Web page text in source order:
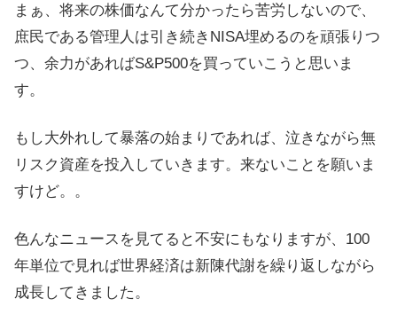
まぁ、将来の株価なんて分かったら苦労しないので、
庶民である管理人は引き続きNISA埋めるのを頑張りつ
つ、余力があればS&P500を買っていこうと思いま
す。
もし大外れして暴落の始まりであれば、泣きながら無
リスク資産を投入していきます。来ないことを願いま
すけど。。
色んなニュースを見てると不安にもなりますが、100
年単位で見れば世界経済は新陳代謝を繰り返しながら
成長してきました。